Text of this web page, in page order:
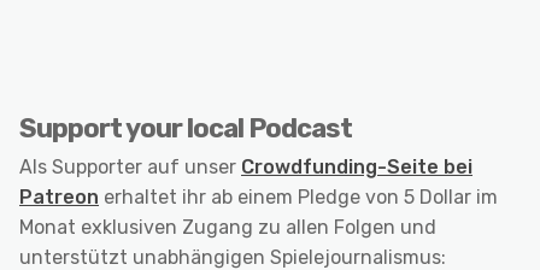
Support your local Podcast
Als Supporter auf unser Crowdfunding-Seite bei
Patreon erhaltet ihr ab einem Pledge von 5 Dollar im
Monat exklusiven Zugang zu allen Folgen und
unterstützt unabhängigen Spielejournalismus: